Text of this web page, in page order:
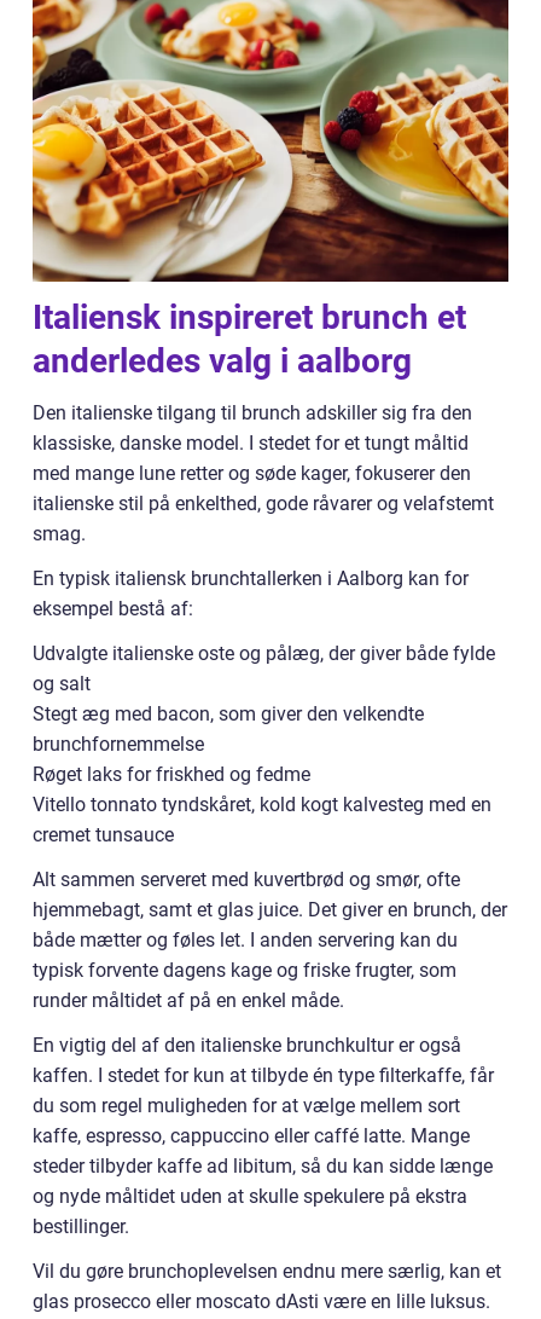
Italiensk inspireret brunch et
anderledes valg i aalborg
Den italienske tilgang til brunch adskiller sig fra den
klassiske, danske model. I stedet for et tungt måltid
med mange lune retter og søde kager, fokuserer den
italienske stil på enkelthed, gode råvarer og velafstemt
smag.
En typisk italiensk brunchtallerken i Aalborg kan for
eksempel bestå af:
Udvalgte italienske oste og pålæg, der giver både fylde
og salt
Stegt æg med bacon, som giver den velkendte
brunchfornemmelse
Røget laks for friskhed og fedme
Vitello tonnato tyndskåret, kold kogt kalvesteg med en
cremet tunsauce
Alt sammen serveret med kuvertbrød og smør, ofte
hjemmebagt, samt et glas juice. Det giver en brunch, der
både mætter og føles let. I anden servering kan du
typisk forvente dagens kage og friske frugter, som
runder måltidet af på en enkel måde.
En vigtig del af den italienske brunchkultur er også
kaffen. I stedet for kun at tilbyde én type filterkaffe, får
du som regel muligheden for at vælge mellem sort
kaffe, espresso, cappuccino eller caffé latte. Mange
steder tilbyder kaffe ad libitum, så du kan sidde længe
og nyde måltidet uden at skulle spekulere på ekstra
bestillinger.
Vil du gøre brunchoplevelsen endnu mere særlig, kan et
glas prosecco eller moscato dAsti være en lille luksus.